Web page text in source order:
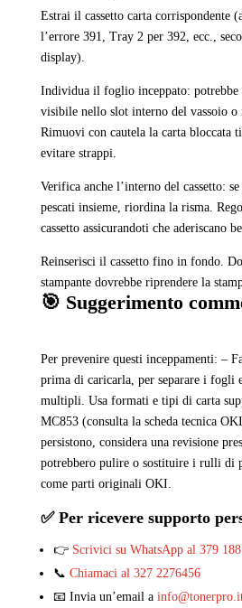
Estrai il cassetto carta corrispondente
l’errore 391, Tray 2 per 392, ecc.,
display).
Individua il foglio inceppato: potrebbe
visibile nello slot interno del vassoio o
Rimuovi con cautela la carta bloccata
evitare strappi.
Verifica anche l’interno del cassetto:
pescati insieme, riordina la risma.
cassetto assicurandoti che aderiscano
Reinserisci il cassetto fino in fondo.
stampante dovrebbe riprendere la
🎯 Suggerimento
Per prevenire questi inceppamenti: –
prima di caricarla, per separare i fogli
multipli. Usa formati e tipi di carta
MC853 (consulta la scheda tecnica
persistono, considera una revisione
potrebbero pulire o sostituire i rulli di
come parti originali OKI.
✅ Per ricevere supporto
👉 Scrivici su WhatsApp al 379
📞 Chiamaci al 327 2276456
📧 Invia un’email a